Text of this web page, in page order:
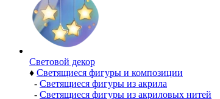
Световой декор
♦ Светящиеся фигуры и композиции
- Светящиеся фигуры из акрила
- Светящиеся фигуры из акриловых нитей